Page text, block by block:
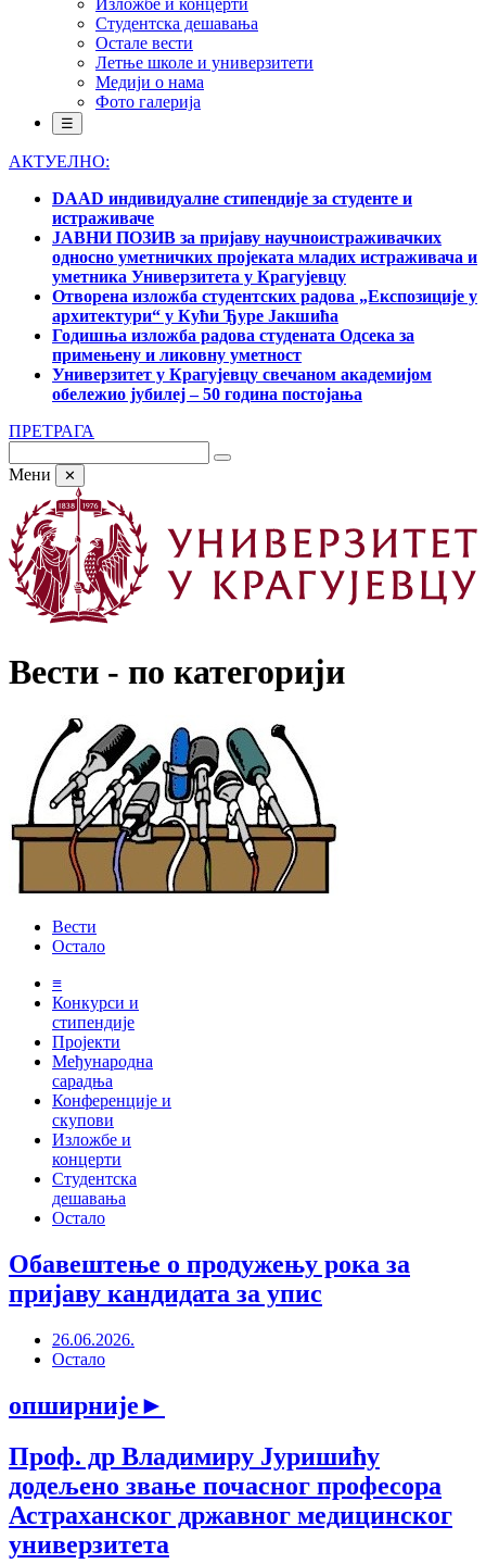
Изложбе и концерти
Студентска дешавања
Остале вести
Летње школе и универзитети
Медији о нама
Фото галерија
☰
АКТУЕЛНО:
DAAD индивидуалне стипендије за студенте и
истраживаче
ЈАВНИ ПОЗИВ за пријаву научноистраживачких
односно уметничких пројеката младих истраживача и
уметника Универзитета у Крагујевцу
Отворена изложба студентских радова „Експозиције у
архитектури“ у Кући Ђуре Јакшића
Годишња изложба радова студената Одсека за
примењену и ликовну уметност
Универзитет у Крагујевцу свечаном академијом
обележио јубилеј – 50 година постојања
ПРЕТРАГА
Мени ✕
Вести - по категорији
Вести
Остало
≡
Конкурси и
стипендије
Пројекти
Међународна
сарадња
Конференције и
скупови
Изложбе и
концерти
Студентска
дешавања
Остало
Обавештење о продужењу рока за
пријаву кандидата за упис
26.06.2026.
Остало
опширније►
Проф. др Владимиру Јуришићу
додељено звање почасног професора
Астраханског државног медицинског
универзитета